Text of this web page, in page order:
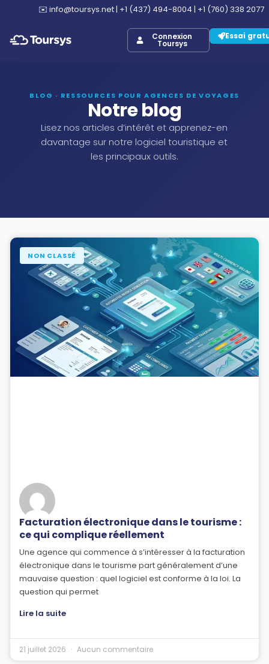
✉️ info@toursys.net| +1 (437) 494-8004 | +1 (760) 338 2077
Connexion
Toursys
Essai
BLOG · RESSOURCES POUR AGENCES DE VOYAGES
Notre blog
Lisez nos articles d’intérêt et apprenez-en
davantage sur notre logiciel touristique et
les principaux outils.
NON CLASSÉ
Facturation électronique dans le tourisme :
ce qui complique réellement
Une agence qui commence à s’intéresser à la facturation
électronique dans le tourisme part généralement d’une
mauvaise question : quel logiciel est conforme à la loi. La
question qui permet
Lire la suite
21 juillet 2026 Aucun commentaire